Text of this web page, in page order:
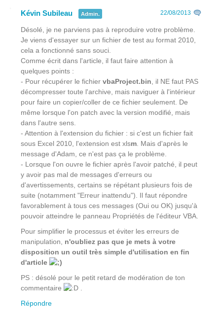
Kévin Subileau Admin. 22/08/2013
Désolé, je ne parviens pas à reproduire votre problème.
Je viens d'essayer sur un fichier de test au format 2010,
cela a fonctionné sans souci.
Comme écrit dans l'article, il faut faire attention à
quelques points :
- Pour récupérer le fichier vbaProject.bin , il NE faut PAS
décompresser toute l'archive, mais naviguer à l'intérieur
pour faire un copier/coller de ce fichier seulement. De
même lorsque l'on patch avec la version modifié, mais
dans l'autre sens.
- Attention à l'extension du fichier : si c'est un fichier fait
sous Excel 2010, l'extension est xlsm . Mais d'après le
message d'Adam, ce n'est pas ça le problème.
- Lorsque l'on ouvre le fichier après l'avoir patché, il peut
y avoir pas mal de messages d'erreurs ou
d'avertissements, certains se répétant plusieurs fois de
suite (notamment "Erreur inattendu"). Il faut répondre
favorablement à tous ces messages (Oui ou OK) jusqu'à
pouvoir atteindre le panneau Propriétés de l'éditeur VBA.
Pour simplifier le processus et éviter les erreurs de
manipulation, n'oubliez pas que je mets à votre
disposition un outil très simple d'utilisation en fin
d'article
PS : désolé pour le petit retard de modération de ton
commentaire
Répondre